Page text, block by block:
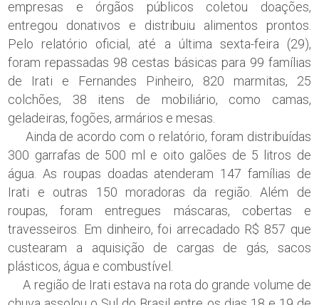
empresas e órgãos públicos coletou doações,
entregou donativos e distribuiu alimentos prontos.
Pelo relatório oficial, até a última sexta-feira (29),
foram repassadas 98 cestas básicas para 99 famílias
de Irati e Fernandes Pinheiro, 820 marmitas, 25
colchões, 38 itens de mobiliário, como camas,
geladeiras, fogões, armários e mesas.
Ainda de acordo com o relatório, foram distribuídas
300 garrafas de 500 ml e oito galões de 5 litros de
água. As roupas doadas atenderam 147 famílias de
Irati e outras 150 moradoras da região. Além de
roupas, foram entregues máscaras, cobertas e
travesseiros. Em dinheiro, foi arrecadado R$ 857 que
custearam a aquisição de cargas de gás, sacos
plásticos, água e combustível.
A região de Irati estava na rota do grande volume de